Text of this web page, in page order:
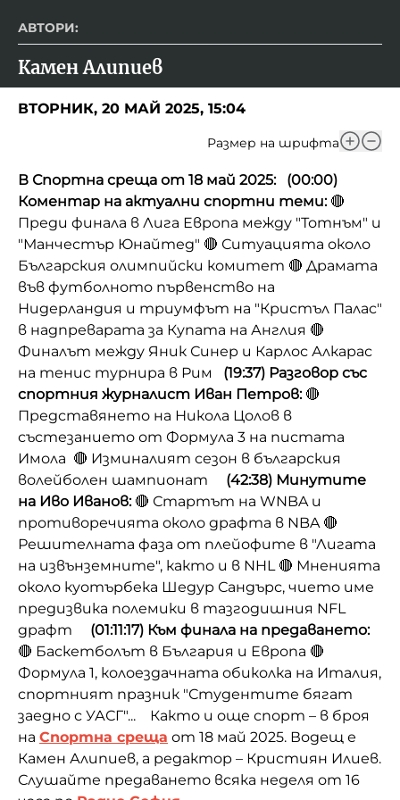
АВТОРИ:
Камен Алипиев
ВТОРНИК, 20 МАЙ 2025, 15:04
Размер на шрифта
В Спортна среща от 18 май 2025:
(00:00)
Коментар на актуални спортни теми: 🔴
Преди финала в Лига Европа между "Тотнъм" и
"Манчестър Юнайтед" 🔴 Ситуацията около
Българския олимпийски комитет 🔴 Драмата
във футболното първенство на
Нидерландия и триумфът на "Кристъл Палас"
в надпреварата за Купата на Англия 🔴
Финалът между Яник Синер и Карлос Алкарас
на тенис турнира в Рим
(19:37) Разговор със
спортния журналист Иван Петров: 🔴
Представянето на Никола Цолов в
състезанието от Формула 3 на пистата
Имола 🔴 Изминалият сезон в българския
волейболен шампионат
(42:38) Минутите
на Иво Иванов: 🔴 Стартът на WNBA и
противоречията около драфта в NBA 🔴
Решителната фаза от плейофите в "Лигата
на извънземните", както и в NHL 🔴 Мненията
около куотърбека Шедур Сандърс, чието име
предизвика полемики в тазгодишния NFL
драфт
(01:11:17) Към финала на предаването:
🔴 Баскетболът в България и Европа 🔴
Формула 1, колоездачната обиколка на Италия,
спортният празник "Студентите бягат
заедно с УАСГ"...
Както и още спорт – в броя
на Спортна среща от 18 май 2025. Водещ е
Камен Алипиев, а редактор – Кристиян Илиев.
Слушайте предаването всяка неделя от 16